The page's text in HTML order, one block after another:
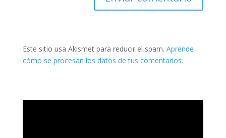
Este sitio usa Akismet para reducir el spam. Aprende
cómo se procesan los datos de tus comentarios.